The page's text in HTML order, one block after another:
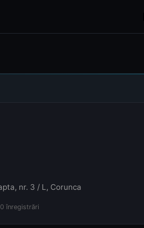
nr. 3 / L, Corunca
înregistrări